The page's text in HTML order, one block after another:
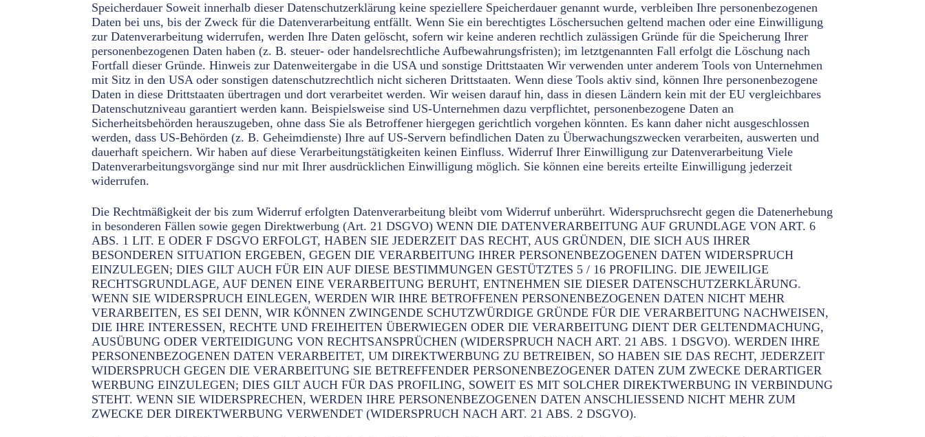
Speicherdauer Soweit innerhalb dieser Datenschutzerklärung keine speziellere Speicherdauer genannt wurde, verbleiben Ihre personenbezogenen
Daten bei uns, bis der Zweck für die Datenverarbeitung entfällt. Wenn Sie ein berechtigtes Löschersuchen geltend machen oder eine Einwilligung
zur Datenverarbeitung widerrufen, werden Ihre Daten gelöscht, sofern wir keine anderen rechtlich zulässigen Gründe für die Speicherung Ihrer
personenbezogenen Daten haben (z. B. steuer- oder handelsrechtliche Aufbewahrungsfristen); im letztgenannten Fall erfolgt die Löschung nach
Fortfall dieser Gründe. Hinweis zur Datenweitergabe in die USA und sonstige Drittstaaten Wir verwenden unter anderem Tools von Unternehmen
mit Sitz in den USA oder sonstigen datenschutzrechtlich nicht sicheren Drittstaaten. Wenn diese Tools aktiv sind, können Ihre personenbezogene
Daten in diese Drittstaaten übertragen und dort verarbeitet werden. Wir weisen darauf hin, dass in diesen Ländern kein mit der EU vergleichbares
Datenschutzniveau garantiert werden kann. Beispielsweise sind US-Unternehmen dazu verpflichtet, personenbezogene Daten an
Sicherheitsbehörden herauszugeben, ohne dass Sie als Betroffener hiergegen gerichtlich vorgehen könnten. Es kann daher nicht ausgeschlossen
werden, dass US-Behörden (z. B. Geheimdienste) Ihre auf US-Servern befindlichen Daten zu Überwachungszwecken verarbeiten, auswerten und
dauerhaft speichern. Wir haben auf diese Verarbeitungstätigkeiten keinen Einfluss. Widerruf Ihrer Einwilligung zur Datenverarbeitung Viele
Datenverarbeitungsvorgänge sind nur mit Ihrer ausdrücklichen Einwilligung möglich. Sie können eine bereits erteilte Einwilligung jederzeit
widerrufen.
Die Rechtmäßigkeit der bis zum Widerruf erfolgten Datenverarbeitung bleibt vom Widerruf unberührt. Widerspruchsrecht gegen die Datenerhebung
in besonderen Fällen sowie gegen Direktwerbung (Art. 21 DSGVO) WENN DIE DATENVERARBEITUNG AUF GRUNDLAGE VON ART. 6
ABS. 1 LIT. E ODER F DSGVO ERFOLGT, HABEN SIE JEDERZEIT DAS RECHT, AUS GRÜNDEN, DIE SICH AUS IHRER
BESONDEREN SITUATION ERGEBEN, GEGEN DIE VERARBEITUNG IHRER PERSONENBEZOGENEN DATEN WIDERSPRUCH
EINZULEGEN; DIES GILT AUCH FÜR EIN AUF DIESE BESTIMMUNGEN GESTÜTZTES 5 / 16 PROFILING. DIE JEWEILIGE
RECHTSGRUNDLAGE, AUF DENEN EINE VERARBEITUNG BERUHT, ENTNEHMEN SIE DIESER DATENSCHUTZERKLÄRUNG.
WENN SIE WIDERSPRUCH EINLEGEN, WERDEN WIR IHRE BETROFFENEN PERSONENBEZOGENEN DATEN NICHT MEHR
VERARBEITEN, ES SEI DENN, WIR KÖNNEN ZWINGENDE SCHUTZWÜRDIGE GRÜNDE FÜR DIE VERARBEITUNG NACHWEISEN,
DIE IHRE INTERESSEN, RECHTE UND FREIHEITEN ÜBERWIEGEN ODER DIE VERARBEITUNG DIENT DER GELTENDMACHUNG,
AUSÜBUNG ODER VERTEIDIGUNG VON RECHTSANSPRÜCHEN (WIDERSPRUCH NACH ART. 21 ABS. 1 DSGVO). WERDEN IHRE
PERSONENBEZOGENEN DATEN VERARBEITET, UM DIREKTWERBUNG ZU BETREIBEN, SO HABEN SIE DAS RECHT, JEDERZEIT
WIDERSPRUCH GEGEN DIE VERARBEITUNG SIE BETREFFENDER PERSONENBEZOGENER DATEN ZUM ZWECKE DERARTIGER
WERBUNG EINZULEGEN; DIES GILT AUCH FÜR DAS PROFILING, SOWEIT ES MIT SOLCHER DIREKTWERBUNG IN VERBINDUNG
STEHT. WENN SIE WIDERSPRECHEN, WERDEN IHRE PERSONENBEZOGENEN DATEN ANSCHLIESSEND NICHT MEHR ZUM
ZWECKE DER DIREKTWERBUNG VERWENDET (WIDERSPRUCH NACH ART. 21 ABS. 2 DSGVO).